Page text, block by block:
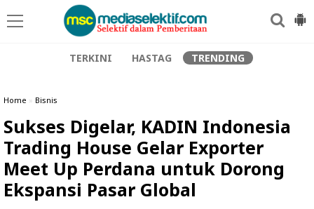
TERKINI HASTAG TRENDING
Home » Bisnis
Sukses Digelar, KADIN Indonesia
Trading House Gelar Exporter
Meet Up Perdana untuk Dorong
Ekspansi Pasar Global